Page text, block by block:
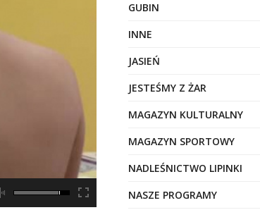
GUBIN
INNE
JASIEŃ
JESTEŚMY Z ŻAR
MAGAZYN KULTURALNY
MAGAZYN SPORTOWY
NADLEŚNICTWO LIPINKI
NASZE PROGRAMY